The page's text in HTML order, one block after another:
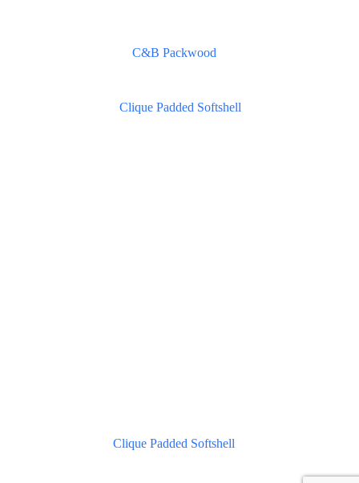
C&B Packwood
Clique Padded Softshell